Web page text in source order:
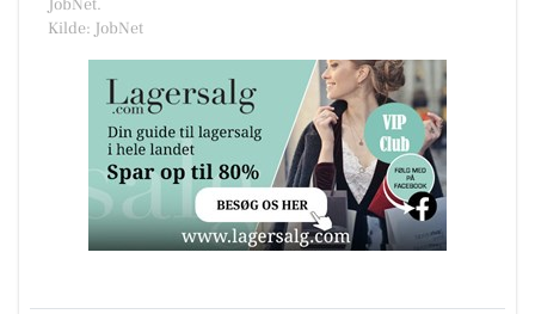
JobNet.
Kilde: JobNet